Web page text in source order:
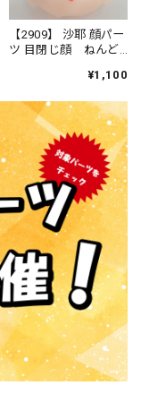
【2909】 沙耶 顔パー
ツ 目閉じ顔 ねんど
¥1,100